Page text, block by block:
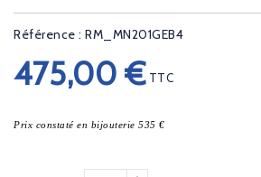
Référence : RM_MN201GEB4
475,00 € TTC
Prix constaté en bijouterie 535 €